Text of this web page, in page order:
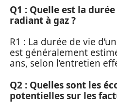
Q1 : Quelle est la
radiant à gaz ?
R1 : La durée de vie
est généralement
ans, selon l’entretien
Q2 : Quelles sont les
potentielles sur les